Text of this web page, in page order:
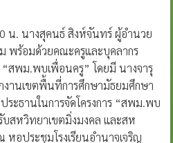
น. นางสุคนธ์ สิงห์จันทร์ ผู้อำนวย
พร้อมด้วยคณะครูและบุคลากร
“สพม.พบเพื่อนครู” โดยมี นางจารุ
านเขตพื้นที่การศึกษามัธยมศึกษา
ระธานในการจัดโครงการ “สพม.พบ
สหวิทยาเขตมิ่งมงคล และสห
อประชุมโรงเรียนอำนาจเจริญ